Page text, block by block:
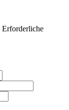
Erforderliche